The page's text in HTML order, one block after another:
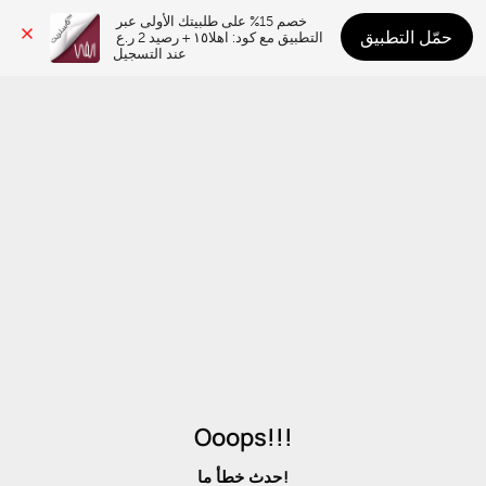
عند التسجيل
حمّل التطبيق
Ooops!!!
حدث خطأ ما!